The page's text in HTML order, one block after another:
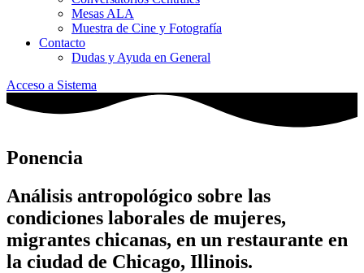
Mesas ALA
Muestra de Cine y Fotografía
Contacto
Dudas y Ayuda en General
Acceso a Sistema
Ponencia
Análisis antropológico sobre las
condiciones laborales de mujeres,
migrantes chicanas, en un restaurante en
la ciudad de Chicago, Illinois.